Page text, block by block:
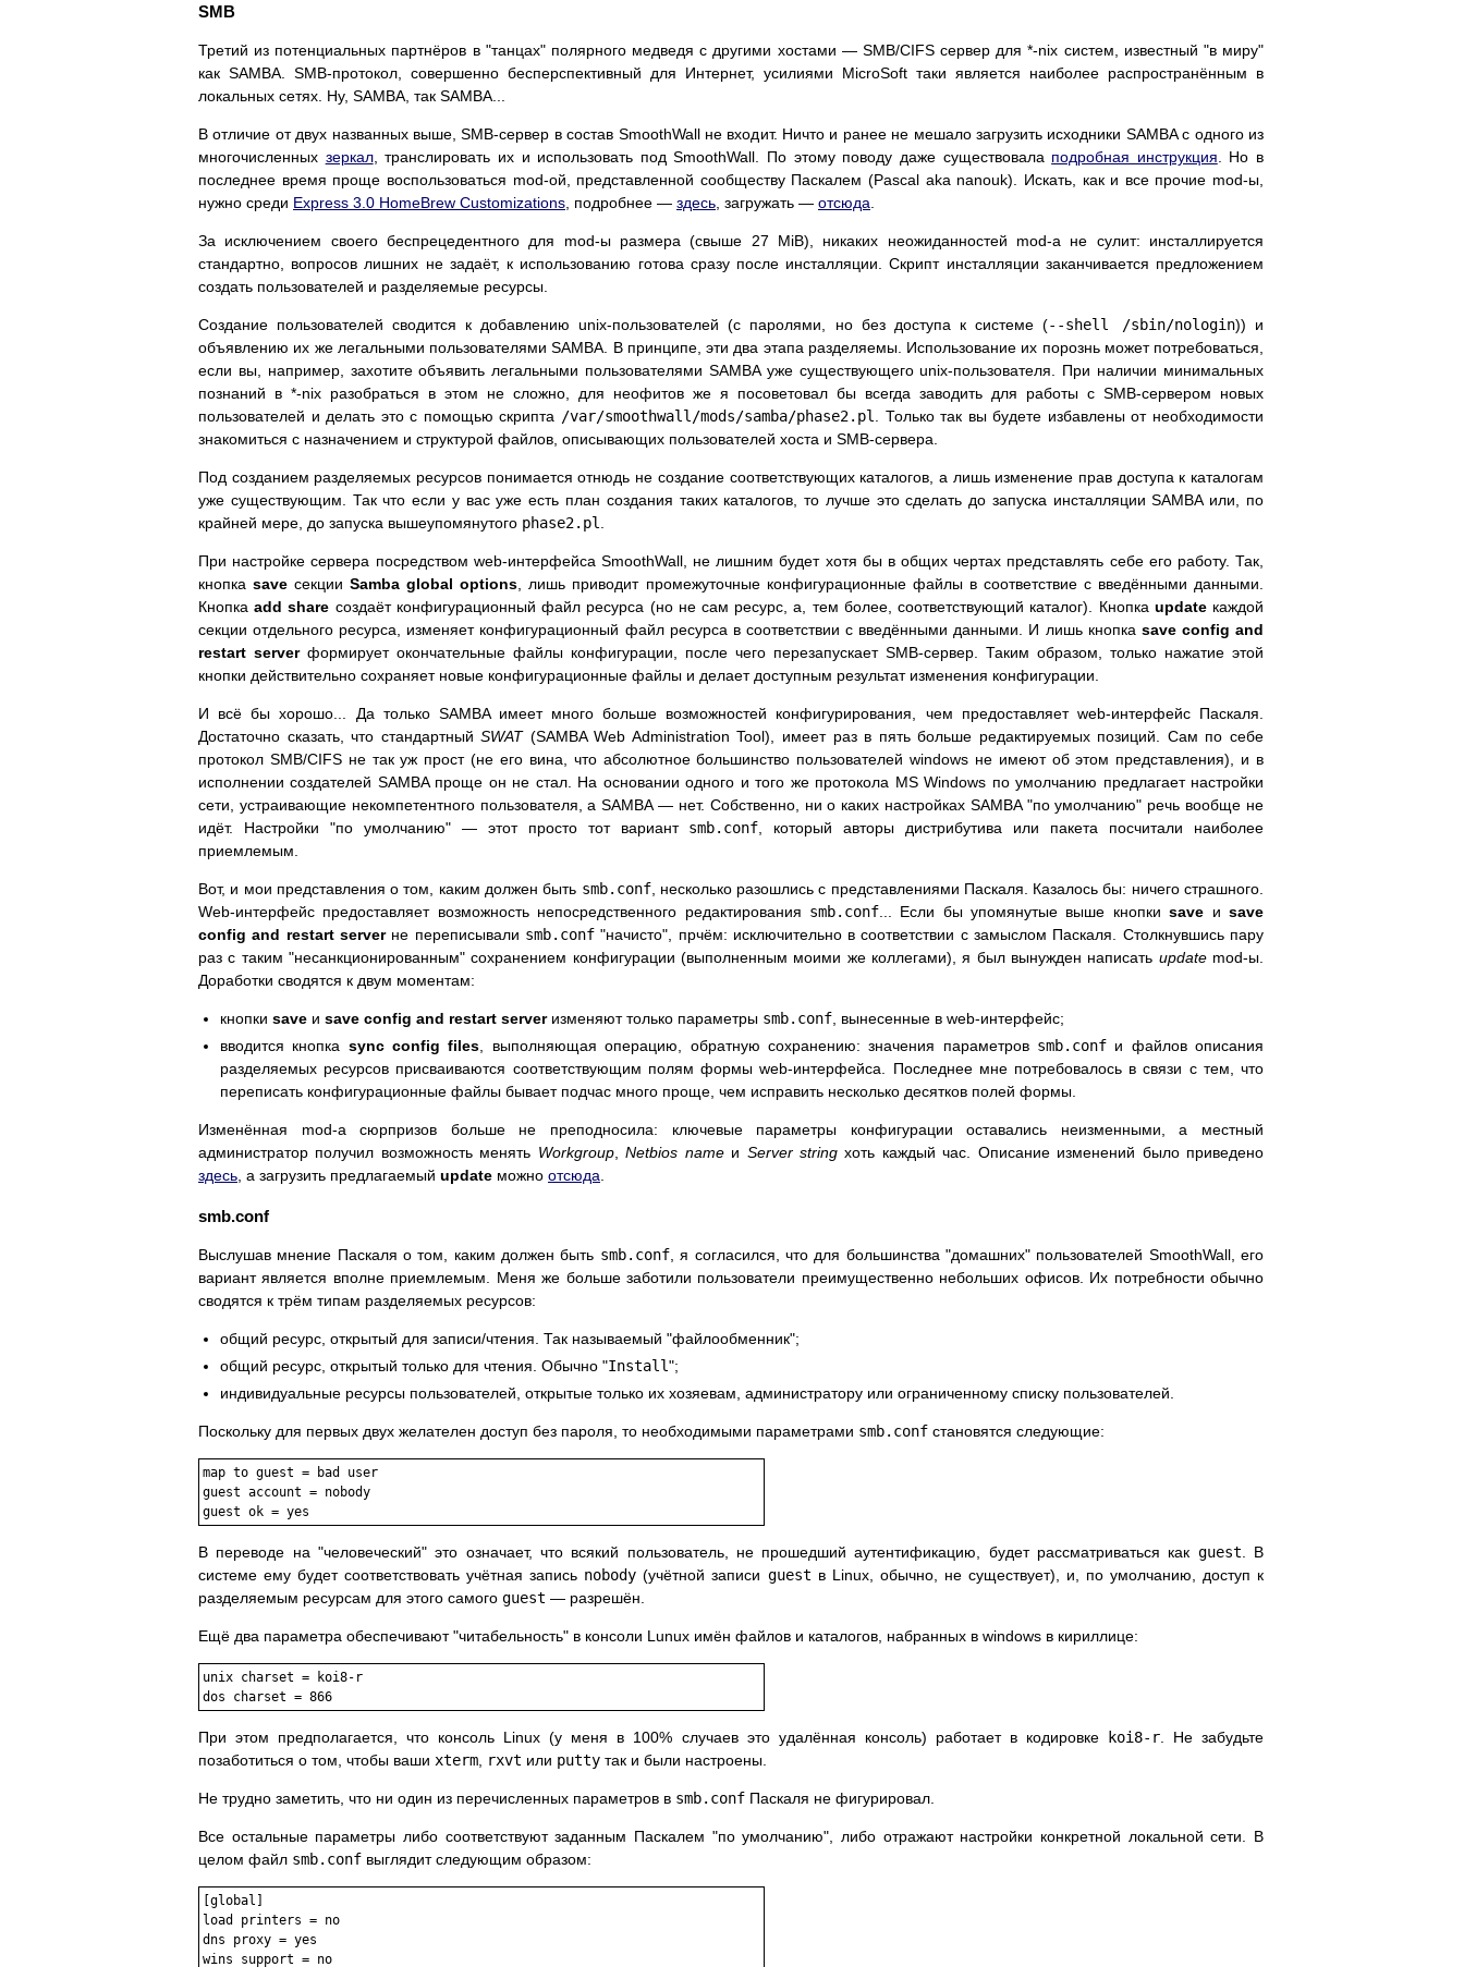
SMB
Третий из потенциальных партнёров в "танцах" полярного медведя с другими хостами — SMB/CIFS сервер для *-nix систем, известный "в миру"
как SAMBA. SMB-протокол, совершенно бесперспективный для Интернет, усилиями MicroSoft таки является наиболее распространённым в
локальных сетях. Ну, SAMBA, так SAMBA...
В отличие от двух названных выше, SMB-сервер в состав SmoothWall не входит. Ничто и ранее не мешало загрузить исходники SAMBA с одного из
многочисленных зеркал, транслировать их и использовать под SmoothWall. По этому поводу даже существовала подробная инструкция . Но в
последнее время проще воспользоваться mod-ой, представленной сообществу Паскалем (Pascal aka nanouk). Искать, как и все прочие mod-ы,
нужно среди Express 3.0 HomeBrew Customizations , подробнее — здесь , загружать — отсюда
За исключением своего беспрецедентного для mod-ы размера (свыше 27 MiB), никаких неожиданностей mod-а не сулит: инсталлируется
стандартно, вопросов лишних не задаёт, к использованию готова сразу после инсталляции. Скрипт инсталляции заканчивается предложением
создать пользователей и разделяемые ресурсы.
Создание пользователей сводится к добавлению unix-пользователей (с паролями, но без доступа к системе (--shell /sbin/nologin)) и
объявлению их же легальными пользователями SAMBA. В принципе, эти два этапа разделяемы. Использование их порознь может потребоваться,
если вы, например, захотите объявить легальными пользователями SAMBA уже существующего unix-пользователя. При наличии минимальных
познаний в *-nix разобраться в этом не сложно, для неофитов же я посоветовал бы всегда заводить для работы с SMB-сервером новых
пользователей и делать это с помощью скрипта /var/smoothwall/mods/samba/phase2.pl
. Только так вы будете избавлены от необходимости
знакомиться с назначением и структурой файлов, описывающих пользователей хоста и SMB-сервера.
Под созданием разделяемых ресурсов понимается отнюдь не создание соответствующих каталогов, а лишь изменение прав доступа к каталогам
уже существующим. Так что если у вас уже есть план создания таких каталогов, то лучше это сделать до запуска инсталляции SAMBA или, по
крайней мере, до запуска вышеупомянутого phase2.pl
При настройке сервера посредством web-интерфейса SmoothWall, не лишним будет хотя бы в общих чертах представлять себе его работу. Так,
кнопкаsave секцииSamba global options , лишь приводит промежуточные конфигурационные файлы в соответствие с введёнными данными.
Кнопкаadd share создаёт конфигурационный файл ресурса (но не сам ресурс, а, тем более, соответствующий каталог). Кнопка updateкаждой
секции отдельного ресурса, изменяет конфигурационный файл ресурса в соответствии с введёнными данными. И лишь кнопка save config and
restart serverформирует окончательные файлы конфигурации, после чего перезапускает SMB-сервер. Таким образом, только нажатие этой
кнопки действительно сохраняет новые конфигурационные файлы и делает доступным результат изменения конфигурации.
И всё бы хорошо... Да только SAMBA имеет много больше возможностей конфигурирования, чем предоставляет web-интерфейс Паскаля.
Достаточно сказать, что стандартныйSWAT(SAMBA Web Administration Tool), имеет раз в пять больше редактируемых позиций. Сам по себе
протокол SMB/CIFS не так уж прост (не его вина, что абсолютное большинство пользователей windows не имеют об этом представления), и в
исполнении создателей SAMBA проще он не стал. На основании одного и того же протокола MS Windows по умолчанию предлагает настройки
сети, устраивающие некомпетентного пользователя, а SAMBA — нет. Собственно, ни о каких настройках SAMBA "по умолчанию" речь вообще не
идёт. Настройки "по умолчанию" — этот просто тот вариант smb.conf , который авторы дистрибутива или пакета посчитали наиболее
приемлемым.
Вот, и мои представления о том, каким должен быть smb.conf, несколько разошлись с представлениями Паскаля. Казалось бы: ничего страшного.
Web-интерфейс предоставляет возможность непосредственного редактирования smb.conf... Если бы упомянутые выше кнопкиsave иsave
config and restart serverне переписывали smb.conf"начисто", прчём: исключительно в соответствии с замыслом Паскаля. Столкнувшись пару
раз с таким "несанкционированным" сохранением конфигурации (выполненным моими же коллегами), я был вынужден написать updatemod-ы.
Доработки сводятся к двум моментам:
кнопки save и save config and restart serverизменяют только параметры smb.conf , вынесенные в web-интерфейс;
вводится кнопка sync config files , выполняющая операцию, обратную сохранению: значения параметров smb.confи файлов описания
разделяемых ресурсов присваиваются соответствующим полям формы web-интерфейса. Последнее мне потребовалось в связи с тем, что
переписать конфигурационные файлы бывает подчас много проще, чем исправить несколько десятков полей формы.
Изменённая mod-а сюрпризов больше не преподносила: ключевые параметры конфигурации оставались неизменными, а местный
администратор получил возможность менять Workgroup,Netbios nameи Server stringхоть каждый час. Описание изменений было приведено
здесь , а загрузить предлагаемый update можно отсюда
smb.conf
Выслушав мнение Паскаля о том, каким должен быть smb.conf, я согласился, что для большинства "домашних" пользователей SmoothWall, его
вариант является вполне приемлемым. Меня же больше заботили пользователи преимущественно небольших офисов. Их потребности обычно
сводятся к трём типам разделяемых ресурсов:
общий ресурс, открытый для записи/чтения. Так называемый "файлообменник";
общий ресурс, открытый только для чтения. Обычно "Install";
индивидуальные ресурсы пользователей, открытые только их хозяевам, администратору или ограниченному списку пользователей.
Поскольку для первых двух желателен доступ без пароля, то необходимыми параметрами smb.conf становятся следующие:
map to guest = bad user
guest account = nobody
guest ok = yes
В переводе на "человеческий" это означает, что всякий пользователь, не прошедший аутентификацию, будет рассматриваться как guest . В
системе ему будет соответствовать учётная запись nobody (учётной записи guest в Linux, обычно, не существует), и, по умолчанию, доступ к
разделяемым ресурсам для этого самого guest — разрешён.
Ещё два параметра обеспечивают "читабельность" в консоли Lunux имён файлов и каталогов, набранных в windows в кириллице:
unix charset = koi8-r
dos charset = 866
При этом предполагается, что консоль Linux (у меня в 100% случаев это удалённая консоль) работает в кодировке koi8-r. Не забудьте
позаботиться о том, чтобы ваши xterm rxvt или putty так и были настроены.
Не трудно заметить, что ни один из перечисленных параметров в smb.conf Паскаля не фигурировал.
Все остальные параметры либо соответствуют заданным Паскалем "по умолчанию", либо отражают настройки конкретной локальной сети. В
целом файл smb.conf выглядит следующим образом:
[global]
load printers = no
dns proxy = yes
wins support = no